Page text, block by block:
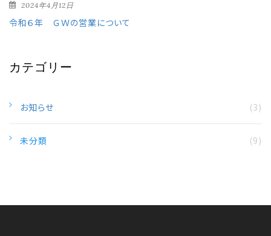
2024年4月12日
令和６年 ＧＷの営業について
カテゴリー
お知らせ (3)
未分類 (9)